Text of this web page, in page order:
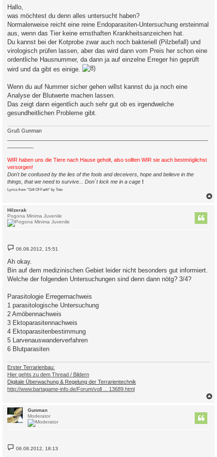
i
t
r
g
Hallo,
was möchtest du denn alles untersucht haben?
Normalerweise reicht eine reine Endoparasiten-Untersuchung ersteinmal
aus, wenn das Tier keine ernsthaften Krankheitsanzeichen hat.
Du kannst bei der Kotprobe zwar auch noch bakteriell (Pilzbefall) und
virologisch prüfen lassen, aber das wird dann vom Preis her schon eine
ordentliche Hausnummer, da dann ja auf einzelne Erreger hin geprüft
wird und da gibt es einige.
Wenn du auf Nummer sicher gehen willst kannst du ja noch eine
Analyse der Blutwerte machen lassen.
Das zeigt dann eigentlich auch sehr gut ob es irgendwelche
gesundheitlichen Probleme gibt.
Gruß Gunman
WIR haben uns die Tiere nach Hause geholt, also sollten WIR sie auch bestmöglichst
versorgen!
Don't be confused by the lies of the fools and deceivers, hope and believe in the
things, that we need to survive... Don´t lock me in a cage !
Lyrics from "Gift Of Faith" by Toto
Hilzerak
Pogona Minima Juvenile
B
e
t
r
a
g
06.08.2012, 15:51
Ah okay.
Bin auf dem medizinischen Gebiet leider nicht besonders gut informiert.
Welche der folgenden Untersuchungen sind denn dann nötg? 3/4?
Parasitologie Erregernachweis
1 parasitologische Untersuchung
2 Amöbennachweis
3 Ektoparasitennachweis
4 Ektoparasitenbestimmung
5 Larvenauswanderverfahren
6 Blutparasiten
Erster Terrarienbau:
Hier gehts zu dem Thread / Bildern
Digitale Überwachung & Regelung der Terrarientechnik
http://www.bartagame-info.de/Forum/voll ... 13689.html
Gunman
Moderator
B
e
06.08.2012, 18:13